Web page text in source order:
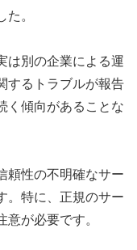
。
は別の企業による運
するトラブルが報告
く傾向があることな
頼性の不明確なサー
。特に、正規のサー
が必要です。